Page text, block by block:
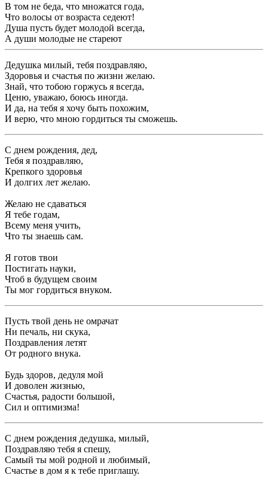
В том не беда, что множатся года,
Что волосы от возраста седеют!
Душа пусть будет молодой всегда,
А души молодые не стареют
Дедушка милый, тебя поздравляю,
Здоровья и счастья по жизни желаю.
Знай, что тобою горжусь я всегда,
Ценю, уважаю, боюсь иногда.
И да, на тебя я хочу быть похожим,
И верю, что мною гордиться ты сможешь.
С днем рождения, дед,
Тебя я поздравляю,
Крепкого здоровья
И долгих лет желаю.
Желаю не сдаваться
Я тебе годам,
Всему меня учить,
Что ты знаешь сам.
Я готов твои
Постигать науки,
Чтоб в будущем своим
Ты мог гордиться внуком.
Пусть твой день не омрачат
Ни печаль, ни скука,
Поздравления летят
От родного внука.
Будь здоров, дедуля мой
И доволен жизнью,
Счастья, радости большой,
Сил и оптимизма!
С днем рождения дедушка, милый,
Поздравляю тебя я спешу,
Самый ты мой родной и любимый,
Счастье в дом я к тебе приглашу.